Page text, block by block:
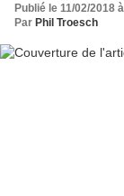
Publié le 11/02/2018
Par Phil Troesch